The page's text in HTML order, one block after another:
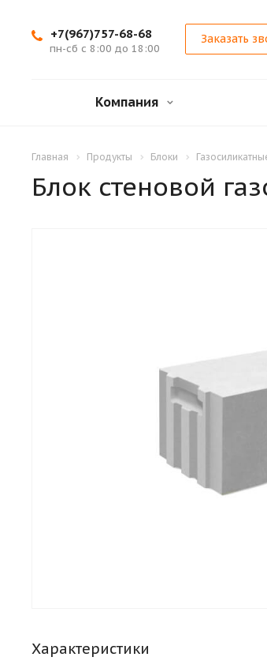
+7(967)757-68-68
пн-сб с 8:00 до 18:00
Заказать
Компания
Главная Продукты Блоки
Блок стеновой
Характеристики